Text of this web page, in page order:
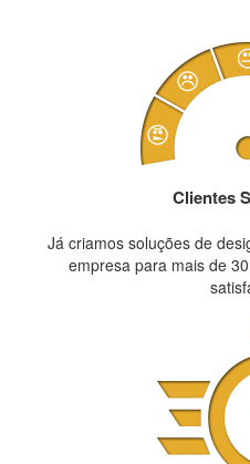
Clientes
Já criamos soluções de
empresa para mais de